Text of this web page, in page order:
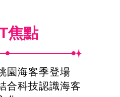
焦點
園海客季登場
合科技認識海客